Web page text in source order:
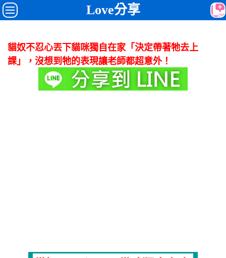
Love分享
貓奴不忍心丟下貓咪獨自在家「決定帶著牠去上
課」，沒想到牠的表現讓老師都超意外！